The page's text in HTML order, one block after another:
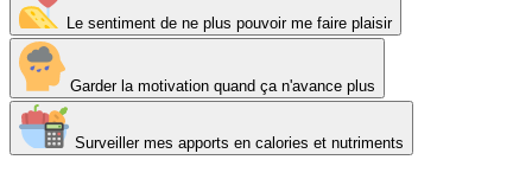
Le sentiment de ne plus pouvoir me faire plaisir
Garder la motivation quand ça n'avance plus
Surveiller mes apports en calories et nutriments